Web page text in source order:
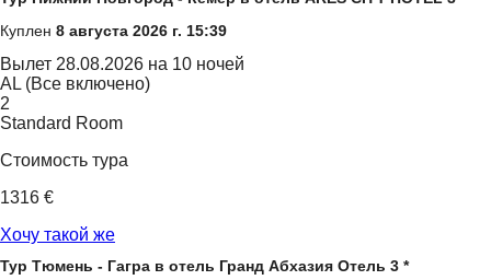
Куплен 8 августа 2026 г. 15:39
Вылет 28.08.2026 на 10 ночей
AL (Все включено)
2
Standard Room
Стоимость тура
1316 €
Хочу такой же
Тур Тюмень - Гагра в отель Гранд Абхазия Отель 3 *